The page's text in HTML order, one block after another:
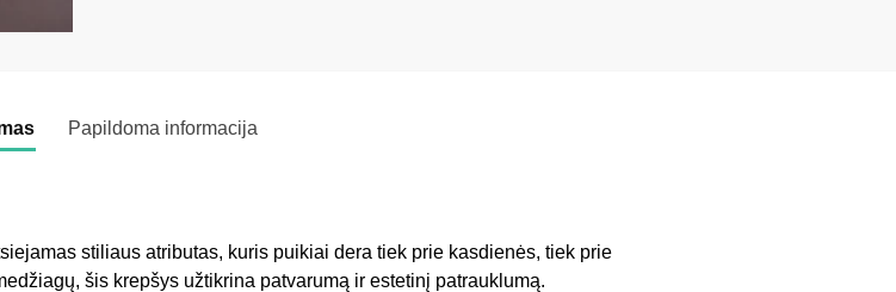
Papildoma informacija
stiliaus atributas, kuris puikiai dera tiek prie kasdienės, tiek prie
šis krepšys užtikrina patvarumą ir estetinį patrauklumą.